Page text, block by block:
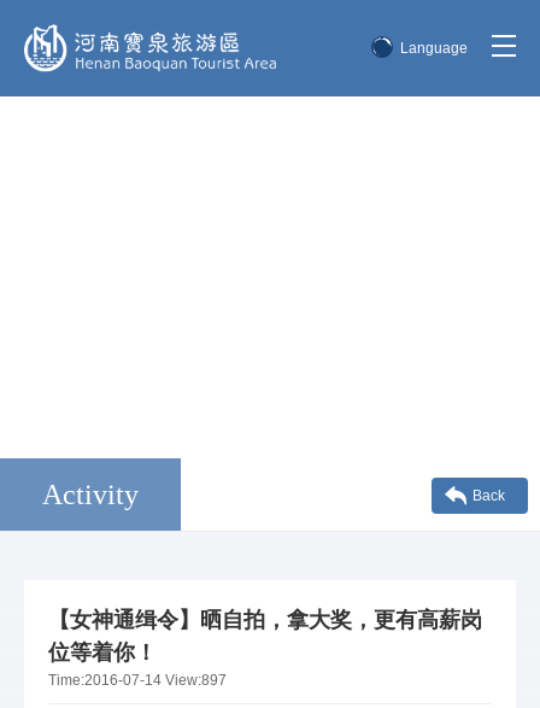
Language
Activity Back
【女神通缉令】晒自拍，拿大奖，更有高薪岗
位等着你！
Time:2016-07-14 View:897